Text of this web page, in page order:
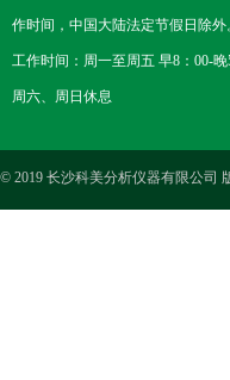
作时间，中国大陆法定节假日除外
工作时间：周一至周五 早8：00-晚
周六、周日休息
© 2019 长沙科美分析仪器有限公司